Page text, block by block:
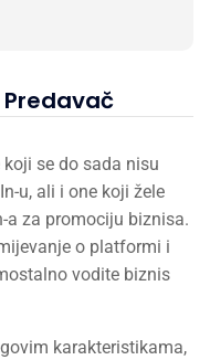
Predavač
se do sada nisu
u, ali i one koji žele
a za promociju biznisa.
o platformi i
vodite biznis
karakteristikama,